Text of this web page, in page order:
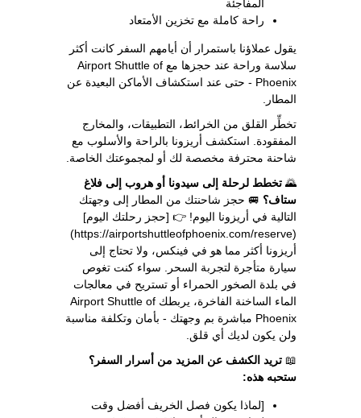
المفاجئة
راحة كاملة مع تخزين الأمتعاد
يقول عملاؤنا باستمرار أن أيامهم السفر كانت أكثر
سلاسة وراحة عند حجزها مع Airport Shuttle of
Phoenix - حتى عند استكشاف الأماكن البعيدة عن
المطار.
تخطِّر القلق من الخرائط، التطبيقات، والمخارج
المفقودة. استكشف أريزونا بالراحة والأسلوب مع
شاحنة محترفة مخصصة لك أو لمجموعتك الخاصة.
🌄 تخطط لرحلة إلى سيدونا أو هروب إلى فلاغ
ستاف؟ 🚐 حجز شاحنتك من المطار إلى وجهتك
التالية في أريزونا اليوم! 👉 [حجز رحلتك اليوم]
(https://airportshuttleofphoenix.com/reserve)
أريزونا أكثر مما هو في فينكس، ولا تحتاج إلى
سيارة متأجرة لتجربة السحر. سواء كنت تغوص
في بلدة الصخور الحمراء أو تستريح في معالجات
الماء الساخنة الفاخرة، يربطك Airport Shuttle of
Phoenix مباشرة بم وجهتك - بأمان وتكلفة مناسبة
ولن يكون لديك أي قلق.
📖 تريد الكشف عن المزيد من أسرار السفر؟
ستحبه هذه:
[لماذا يكون فصل الخريف أفضل وقت